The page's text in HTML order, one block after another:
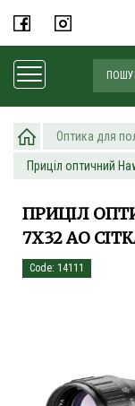
Оптика для
Приціл оптичний
ПРИЦІЛ
7X32 AO
Code: 14111